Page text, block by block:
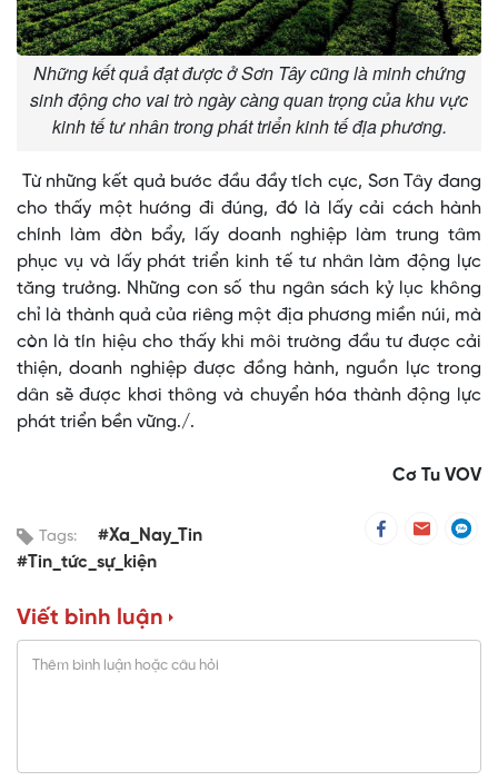
Những kết quả đạt được ở Sơn Tây cũng là minh chứng
sinh động cho vai trò ngày càng quan trọng của khu vực
kinh tế tư nhân trong phát triển kinh tế địa phương.
Từ những kết quả bước đầu đầy tích cực, Sơn Tây đang
cho thấy một hướng đi đúng, đó là lấy cải cách hành
chính làm đòn bẩy, lấy doanh nghiệp làm trung tâm
phục vụ và lấy phát triển kinh tế tư nhân làm động lực
tăng trưởng. Những con số thu ngân sách kỷ lục không
chỉ là thành quả của riêng một địa phương miền núi, mà
còn là tín hiệu cho thấy khi môi trường đầu tư được cải
thiện, doanh nghiệp được đồng hành, nguồn lực trong
dân sẽ được khơi thông và chuyển hóa thành động lực
phát triển bền vững./.
Cơ Tu VOV
Tags:
#Xa_Nay_Tin
#Tin_tức_sự_kiện
Viết bình luận